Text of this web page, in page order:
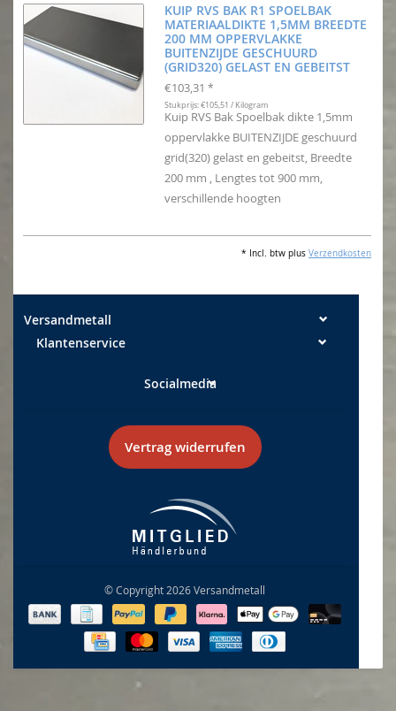
KUIP RVS BAK R1 SPOELBAK
MATERIAALDIKTE 1,5MM BREEDTE
200 MM OPPERVLAKKE
BUITENZIJDE GESCHUURD
(GRID320) GELAST EN GEBEITST
€103,31 *
Stukprijs: €105,51 / Kilogram
Kuip RVS Bak Spoelbak dikte 1,5mm
oppervlakke BUITENZIJDE geschuurd
grid(320) gelast en gebeitst, Breedte
200 mm , Lengtes tot 900 mm,
verschillende hoogten
* Incl. btw plus Verzendkosten
Versandmetall
Klantenservice
Socialmedia
Vertrag widerrufen
© Copyright 2026 Versandmetall